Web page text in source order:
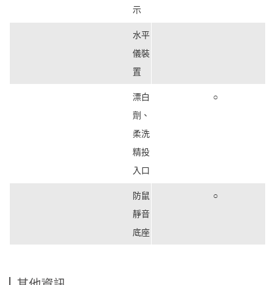
示
水平
儀裝
置
漂白
劑、
柔洗
精投
入口
○
防鼠
靜音
底座
○